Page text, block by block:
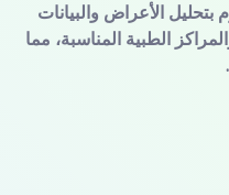
الأعراض والبيانات
الطبية المناسبة، مما